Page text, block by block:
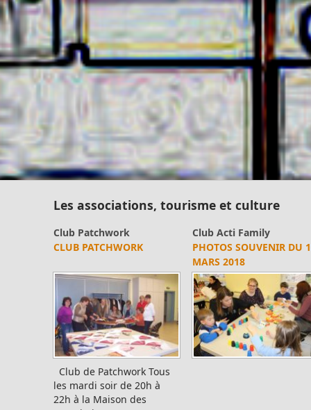
Permanence mairie
Le secrétariat est fermé le samedi matin.
Une permanence est assurée par le maire, sur
vous.
Les associations, tourisme et culture
Club Patchwork
CLUB PATCHWORK
Club de Patchwork Tous
les mardi soir de 20h à
22h à la Maison des
Club Acti Family
PHOTOS SOUVENIR DU
MARS 2018